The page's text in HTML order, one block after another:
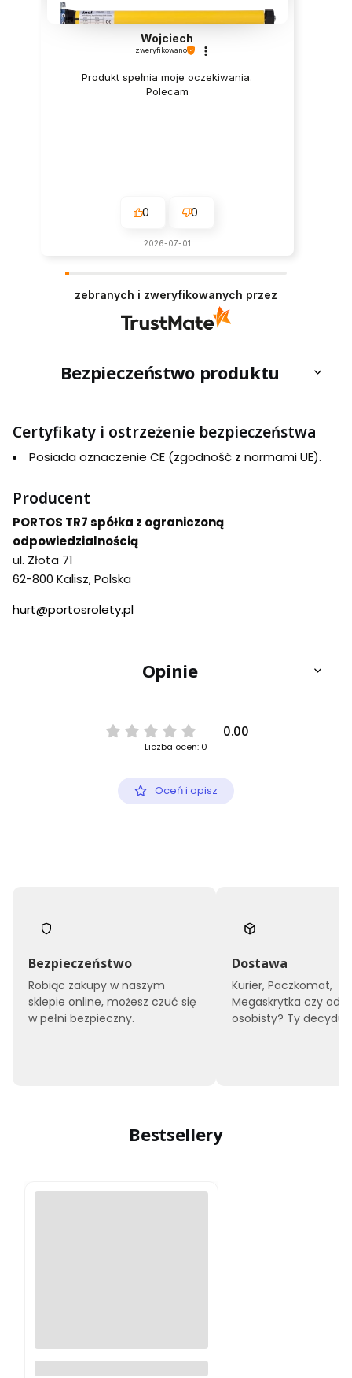
Wojciech
zweryfikowano
Produkt spełnia moje oczekiwania.
Polecam
0 0
2026-07-01
zebranych i zweryfikowanych przez
Bezpieczeństwo produktu
Certyfikaty i ostrzeżenie bezpieczeństwa
Posiada oznaczenie CE (zgodność z normami UE).
Producent
PORTOS TR7 spółka z ograniczoną
odpowiedzialnością
ul. Złota 71
62-800 Kalisz, Polska
hurt@portosrolety.pl
Opinie
0.00
Liczba ocen: 0
Oceń i opisz
Bezpieczeństwo
Robiąc zakupy w naszym
sklepie online, możesz czuć się
w pełni bezpieczny.
Dostawa
Kurier, Paczkomat,
Megaskrytka czy
osobisty? Ty
Bestsellery